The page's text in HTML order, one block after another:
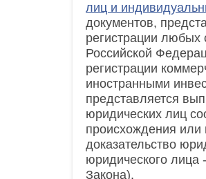
лиц и
документов,
регистрации любых
Российской
регистрации
иностранными
представляется
юридических лиц
происхождения или
доказательство
юридического лица
Закона).